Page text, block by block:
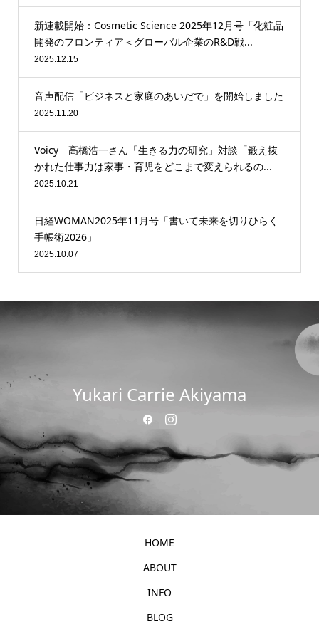
新連載開始：Cosmetic Science 2025年12月号「化粧品
開発のフロンティア＜グローバル企業のR&D戦...
2025.12.15
音声配信「ビジネスと家庭のあいだで」を開始しました
2025.11.20
Voicy 高橋浩一さん「生きる力の研究」対談「鍛え抜
かれた仕事力は家事・育児をどこまで変えられるの...
2025.10.21
日経WOMAN2025年11月号「書いて未来を切りひらく
手帳術2026」
2025.10.07
Yukari Carrie Akiyama
HOME
ABOUT
INFO
BLOG